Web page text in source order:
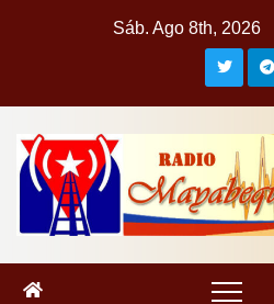
Sáb. Ago 8th, 2026